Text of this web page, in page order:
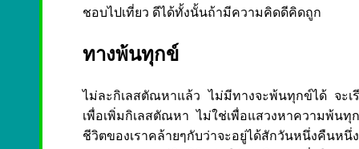
ชอบไปเที่ยว ดีได้ทั้งนั้นถ้ามีความคิดดีคิดถูก
ทางพ้นทุกข์
ไม่ละกิเลสตัณหาแล้ว ไม่มีทางจะพ้นทุกข์ได้ จะเ
เพื่อเพิ่มกิเลสตัณหา ไม่ใช่เพื่อแสวงหาความพ้น
ชีวิตของเราคล้ายๆกับว่าจะอยู่ได้สักวันหนึ่งคืนห